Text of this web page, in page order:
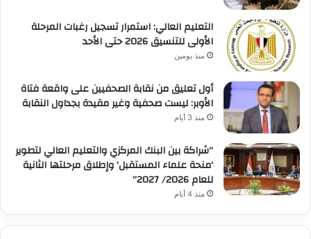
التعليم العالي: استمرار تسجيل رغبات المرحلة
الأولى للتنسيق 2026 حتى الأحد
منذ يومين
أول تعليق من نقابة الصحفيين على واقعة فتاة
الأوبر: ليست صحفية وغير مقيدة بجداول النقابة
منذ 3 أيام
“شراكة بين البنك المركزي والتعليم العالي لتطوير
‘منحة علماء المستقبل’ وإطلاق مرحلتها الثانية
للعام 2026/ 2027”
منذ 4 أيام